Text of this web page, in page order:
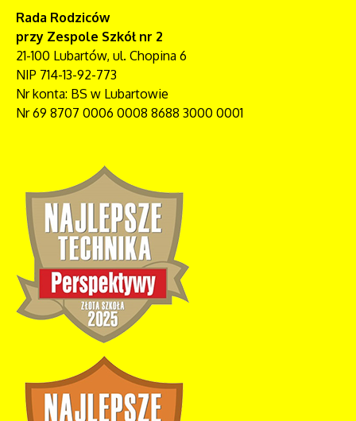
Rada Rodziców
przy Zespole Szkół nr 2
21-100 Lubartów, ul. Chopina 6
NIP 714-13-92-773
Nr konta: BS w Lubartowie
Nr 69 8707 0006 0008 8688 3000 0001